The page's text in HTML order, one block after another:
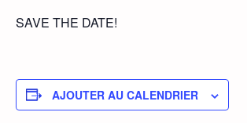
SAVE THE DATE!
AJOUTER AU CALENDRIER